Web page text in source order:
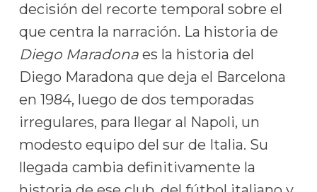
decisión del recorte temporal sobre el
que centra la narración. La historia de
Diego Maradonaes la historia del
Diego Maradona que deja el Barcelona
en 1984, luego de dos temporadas
irregulares, para llegar al Napoli, un
modesto equipo del sur de Italia. Su
llegada cambia definitivamente la